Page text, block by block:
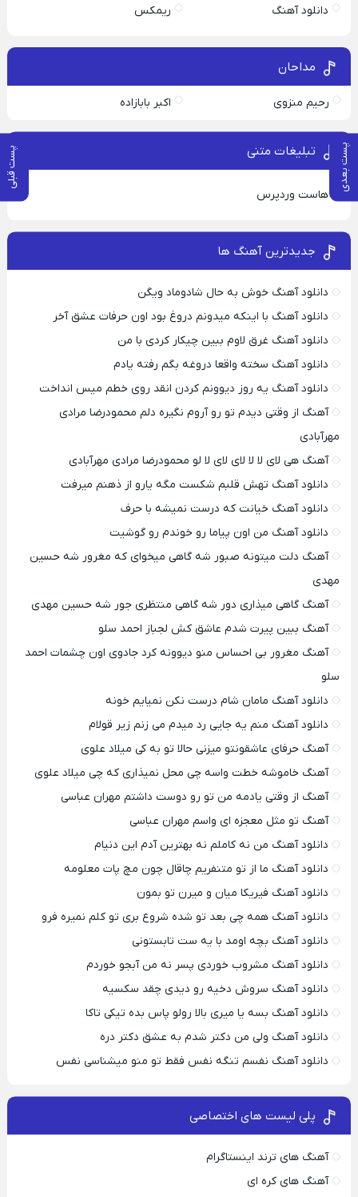
پست بعدی پست قبلی
دانلود آهنگ ریمکس
مداحان
رحیم منزوی اکبر بابازاده
تبلیغات متنی
هاست وردپرس
جدیدترین آهنگ ها
دانلود آهنگ خوش به حال شادوماد ویگن
دانلود آهنگ با اینکه میدونم دروغ بود اون حرفات عشق آخر
دانلود آهنگ غرق لاوم ببین چیکار کردی با من
دانلود آهنگ سخته واقعا دروغه بگم رفته یادم
دانلود آهنگ یه روز دیوونم کردن انقد روی خطم میس انداخت
آهنگ از وقتی دیدم تو رو آروم نگیره دلم محمودرضا مرادی
مهرآبادی
آهنگ هی لای لا لا لای لای لا لو محمودرضا مرادی مهرآبادی
دانلود آهنگ تهش قلبم شکست مگه یارو از ذهنم میرفت
دانلود آهنگ خیانت که درست نمیشه با حرف
دانلود آهنگ من اون پیاما رو خوندم رو گوشیت
آهنگ دلت میتونه صبور شه گاهی میخوای که مغرور شه حسین
مهدی
آهنگ گاهی میذاری دور شه گاهی منتظری جور شه حسین مهدی
آهنگ ببین پیرت شدم عاشق کش لجباز احمد سلو
آهنگ مغرور بی احساس منو دیوونه کرد جادوی اون چشمات احمد
سلو
دانلود آهنگ مامان شام درست نکن نمیایم خونه
دانلود آهنگ منم یه جایی رد میدم می زنم زیر قولام
آهنگ حرفای عاشقونتو میزنی حالا تو به کی میلاد علوی
آهنگ خاموشه خطت واسه چی محل نمیذاری که چی میلاد علوی
آهنگ از وقتی یادمه من تو رو دوست داشتم مهران عباسی
آهنگ تو مثل معجزه ای واسم مهران عباسی
دانلود آهنگ من نه کاملم نه بهترین آدم این دنیام
دانلود آهنگ ما از تو متنفریم چاقال چون مچ پات معلومه
دانلود آهنگ فیریکا میان و میرن تو بمون
دانلود آهنگ همه چی بعد تو شده شروع بری تو کلم نمیره فرو
دانلود آهنگ بچه اومد با یه ست تابستونی
دانلود آهنگ مشروب خوردی پسر نه من آبجو خوردم
دانلود آهنگ سروش دخیه رو دیدی چقد سکسیه
دانلود آهنگ بسه یا میری بالا رولو پاس بده تیکی تاکا
دانلود آهنگ ولی من دکتر شدم به عشق دکتر دره
دانلود آهنگ نفسم تنگه نفس فقط تو منو میشناسی نفس
پلی لیست های اختصاصی
آهنگ های ترند اینستاگرام
آهنگ های کره ای